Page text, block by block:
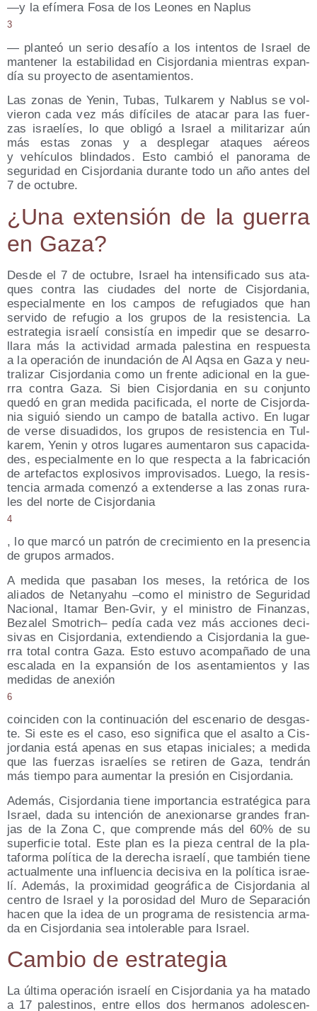
—y la efí­me­ra Fosa de los Leo­nes en Naplus
3
— plan­teó un serio desa­fío a los inten­tos de Israel de
man­te­ner la esta­bi­li­dad en Cis­jor­da­nia mien­tras expan­
día su pro­yec­to de asentamientos.
Las zonas de Yenin, Tubas, Tul­ka­rem y Nablus se vol­
vie­ron cada vez más difí­ci­les de ata­car para las fuer­
zas israe­líes, lo que obli­gó a Israel a mili­ta­ri­zar aún
más estas zonas y a des­ple­gar ata­ques aéreos
y vehícu­los blin­da­dos. Esto cam­bió el pano­ra­ma de
segu­ri­dad en Cis­jor­da­nia duran­te todo un año antes del
7 de octubre.
¿Una exten­sión de la gue­rra
en Gaza?
Des­de el 7 de octu­bre, Israel ha inten­si­fi­ca­do sus ata­
ques con­tra las ciu­da­des del nor­te de Cis­jor­da­nia,
espe­cial­men­te en los cam­pos de refu­gia­dos que han
ser­vi­do de refu­gio a los gru­pos de la resis­ten­cia. La
estra­te­gia israe­lí con­sis­tía en impe­dir que se desa­rro­
lla­ra más la acti­vi­dad arma­da pales­ti­na en res­pues­ta
a la ope­ra­ción de inun­da­ción de Al Aqsa en Gaza y neu­
tra­li­zar Cis­jor­da­nia como un fren­te adi­cio­nal en la gue­
rra con­tra Gaza. Si bien Cis­jor­da­nia en su con­jun­to
que­dó en gran medi­da paci­fi­ca­da, el nor­te de Cis­jor­da­
nia siguió sien­do un cam­po de bata­lla acti­vo. En lugar
de ver­se disua­di­dos, los gru­pos de resis­ten­cia en Tul­
ka­rem, Yenin y otros luga­res aumen­ta­ron sus capa­ci­da­
des, espe­cial­men­te en lo que res­pec­ta a la fabri­ca­ción
de arte­fac­tos explo­si­vos impro­vi­sa­dos. Lue­go, la resis­
ten­cia arma­da comen­zó a exten­der­se a las zonas rura­
les del nor­te de Cisjordania
4
, lo que mar­có un patrón de cre­ci­mien­to en la pre­sen­cia
de gru­pos armados.
A medi­da que pasa­ban los meses, la retó­ri­ca de los
alia­dos de Netan­yahu –como el minis­tro de Segu­ri­dad
Nacio­nal, Ita­mar Ben-Gvir, y el minis­tro de Finan­zas,
Beza­lel Smo­trich– pedía cada vez más accio­nes deci­
si­vas en Cis­jor­da­nia, exten­dien­do a Cis­jor­da­nia la gue­
rra total con­tra Gaza. Esto estu­vo acom­pa­ña­do de una
esca­la­da en la expan­sión de los asen­ta­mien­tos y las
medi­das de anexión
6
coin­ci­den con la con­ti­nua­ción del esce­na­rio de des­gas­
te. Si este es el caso, eso sig­ni­fi­ca que el asal­to a Cis­
jor­da­nia está ape­nas en sus eta­pas ini­cia­les; a medi­da
que las fuer­zas israe­líes se reti­ren de Gaza, ten­drán
más tiem­po para aumen­tar la pre­sión en Cisjordania.
Ade­más, Cis­jor­da­nia tie­ne impor­tan­cia estra­té­gi­ca para
Israel, dada su inten­ción de ane­xio­nar­se gran­des fran­
jas de la Zona C, que com­pren­de más del 60% de su
super­fi­cie total. Este plan es la pie­za cen­tral de la pla­
ta­for­ma polí­ti­ca de la dere­cha israe­lí, que tam­bién tie­ne
actual­men­te una influen­cia deci­si­va en la polí­ti­ca israe­
lí. Ade­más, la pro­xi­mi­dad geo­grá­fi­ca de Cis­jor­da­nia al
cen­tro de Israel y la poro­si­dad del Muro de Sepa­ra­ción
hacen que la idea de un pro­gra­ma de resis­ten­cia arma­
da en Cis­jor­da­nia sea into­le­ra­ble para Israel.
Cam­bio de estrategia
La últi­ma ope­ra­ción israe­lí en Cis­jor­da­nia ya ha mata­do
a 17 pales­ti­nos, entre ellos dos her­ma­nos ado­les­cen­